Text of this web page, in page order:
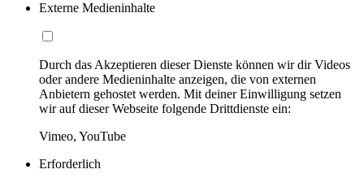
Externe Medieninhalte
Durch das Akzeptieren dieser Dienste können wir dir Videos
oder andere Medieninhalte anzeigen, die von externen
Anbietern gehostet werden. Mit deiner Einwilligung setzen
wir auf dieser Webseite folgende Drittdienste ein:
Vimeo, YouTube
Erforderlich